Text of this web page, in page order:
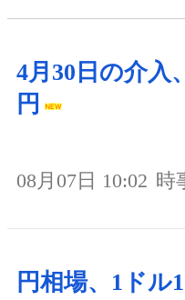
4月30日の介入
円
08月07日 10:02 時
円相場、1ドル